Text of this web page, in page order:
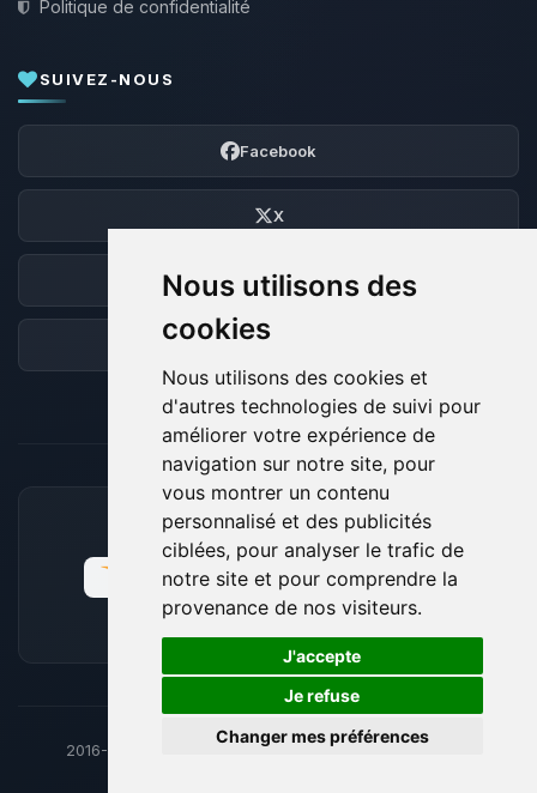
Nous utilisons des
cookies
Nous utilisons des cookies et
d'autres technologies de suivi pour
améliorer votre expérience de
navigation sur notre site, pour
vous montrer un contenu
personnalisé et des publicités
ciblées, pour analyser le trafic de
notre site et pour comprendre la
provenance de nos visiteurs.
J'accepte
Je refuse
Changer mes préférences
Politique de confidentialité
SUIVEZ-NOUS
Facebook
X
Discord
Forum
MOYENS DE PAIEMENT ACCEPTÉS
2016-26 © BoxToPlay - ByteLogic tous droits réservés
🍪